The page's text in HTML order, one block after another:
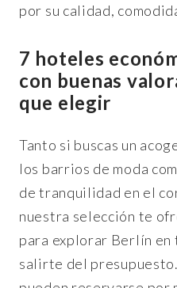
por su calidad,
7 hoteles
con buenas
que elegir
Tanto si buscas un
los barrios de moda
de tranquilidad en el
nuestra selección te
para explorar Berlín en
salirte del